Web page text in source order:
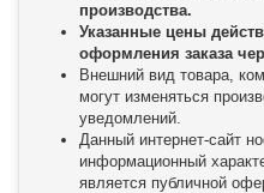
производства.
Указанные цены
оформления заказа
Внешний вид товара,
могут изменяться
уведомлений.
Данный интернет-сайт
информационный
является публичной